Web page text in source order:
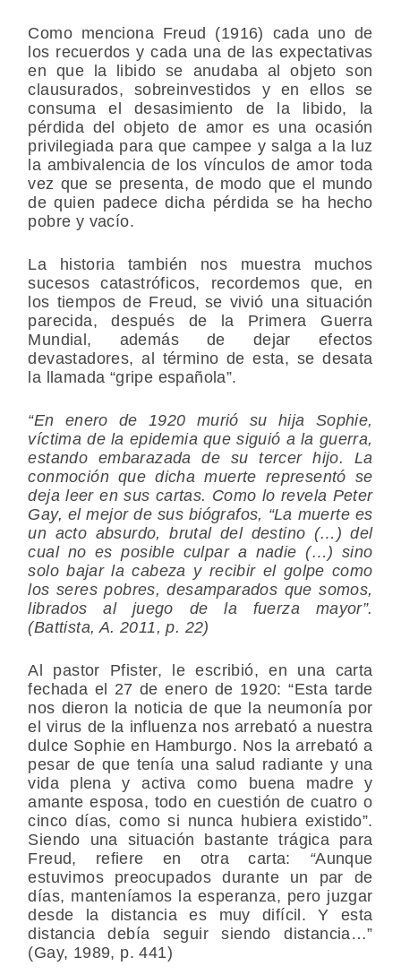
Como menciona Freud (1916) cada uno de
los recuerdos y cada una de las expectativas
en que la libido se anudaba al objeto son
clausurados, sobreinvestidos y en ellos se
consuma el desasimiento de la libido, la
pérdida del objeto de amor es una ocasión
privilegiada para que campee y salga a la luz
la ambivalencia de los vínculos de amor toda
vez que se presenta, de modo que el mundo
de quien padece dicha pérdida se ha hecho
pobre y vacío.
La historia también nos muestra muchos
sucesos catastróficos, recordemos que, en
los tiempos de Freud, se vivió una situación
parecida, después de la Primera Guerra
Mundial, además de dejar efectos
devastadores, al término de esta, se desata
la llamada “gripe española”.
“En enero de 1920 murió su hija Sophie,
víctima de la epidemia que siguió a la guerra,
estando embarazada de su tercer hijo. La
conmoción que dicha muerte representó se
deja leer en sus cartas. Como lo revela Peter
Gay, el mejor de sus biógrafos, “La muerte es
un acto absurdo, brutal del destino (…) del
cual no es posible culpar a nadie (…) sino
solo bajar la cabeza y recibir el golpe como
los seres pobres, desamparados que somos,
librados al juego de la fuerza mayor”.
(Battista, A. 2011, p. 22)
Al pastor Pfister, le escribió, en una carta
fechada el 27 de enero de 1920: “Esta tarde
nos dieron la noticia de que la neumonía por
el virus de la influenza nos arrebató a nuestra
dulce Sophie en Hamburgo. Nos la arrebató a
pesar de que tenía una salud radiante y una
vida plena y activa como buena madre y
amante esposa, todo en cuestión de cuatro o
cinco días, como si nunca hubiera existido”.
Siendo una situación bastante trágica para
Freud, refiere en otra carta: “Aunque
estuvimos preocupados durante un par de
días, manteníamos la esperanza, pero juzgar
desde la distancia es muy difícil. Y esta
distancia debía seguir siendo distancia…”
(Gay, 1989, p. 441)